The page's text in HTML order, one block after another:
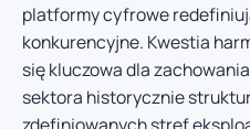
platformy cyfrowe
konkurencyjne. Kwestia
się kluczowa dla
sektora historycznie
zdefiniowanych stref